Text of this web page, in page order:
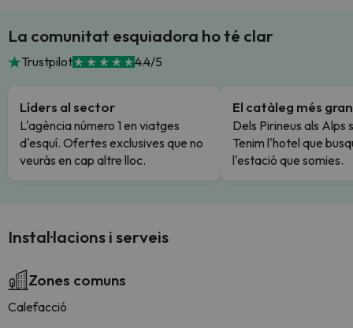
La comunitat esquiadora ho té clar
Trustpilot 4.4/5
Líders al sector
L'agència número 1 en viatges
d'esquí. Ofertes exclusives que no
veuràs en cap altre lloc.
El catàleg més gran
Dels Pirineus als Alps
Tenim l'hotel que
l'estació que somies.
Instal·lacions i serveis
Zones comuns
Calefacció